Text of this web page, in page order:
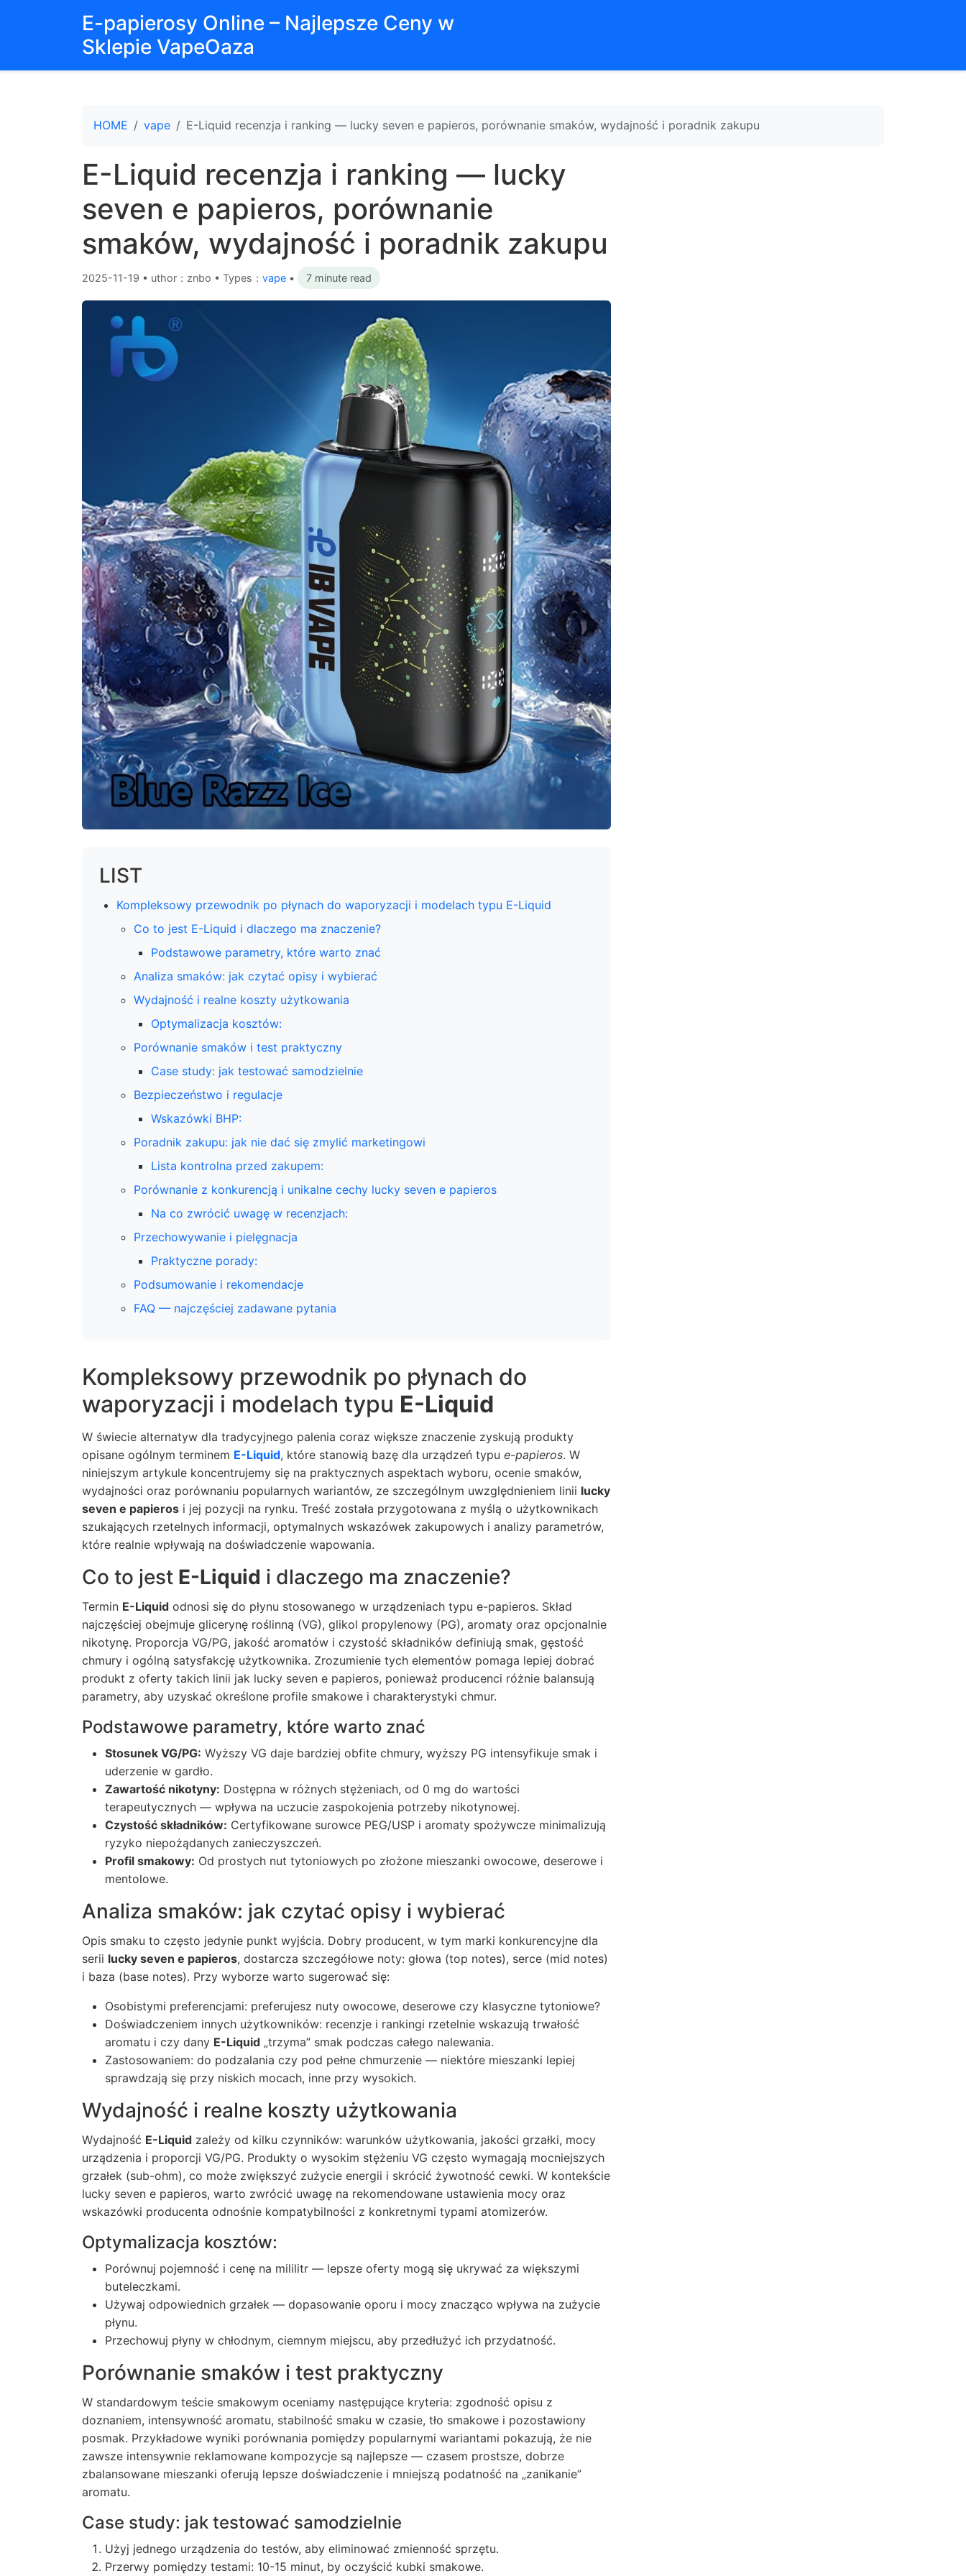
E-papierosy Online – Najlepsze Ceny w
Sklepie VapeOaza
HOME vape E-Liquid recenzja i ranking — lucky seven e papieros, porównanie smaków, wydajność i poradnik zakupu
E-Liquid recenzja i ranking — lucky
seven e papieros, porównanie
smaków, wydajność i poradnik zakupu
2025-11-19 • uthor：znbo • Types： vape • 7 minute read
LIST
Kompleksowy przewodnik po płynach do waporyzacji i modelach typu E-Liquid
Co to jest E-Liquid i dlaczego ma znaczenie?
Podstawowe parametry, które warto znać
Analiza smaków: jak czytać opisy i wybierać
Wydajność i realne koszty użytkowania
Optymalizacja kosztów:
Porównanie smaków i test praktyczny
Case study: jak testować samodzielnie
Bezpieczeństwo i regulacje
Wskazówki BHP:
Poradnik zakupu: jak nie dać się zmylić marketingowi
Lista kontrolna przed zakupem:
Porównanie z konkurencją i unikalne cechy lucky seven e papieros
Na co zwrócić uwagę w recenzjach:
Przechowywanie i pielęgnacja
Praktyczne porady:
Podsumowanie i rekomendacje
FAQ — najczęściej zadawane pytania
Kompleksowy przewodnik po płynach do
waporyzacji i modelach typu E-Liquid
W świecie alternatyw dla tradycyjnego palenia coraz większe znaczenie zyskują produkty
opisane ogólnym terminem E-Liquid, które stanowią bazę dla urządzeń typu e-papieros. W
niniejszym artykule koncentrujemy się na praktycznych aspektach wyboru, ocenie smaków,
wydajności oraz porównaniu popularnych wariantów, ze szczególnym uwzględnieniem linii lucky
seven e papieros i jej pozycji na rynku. Treść została przygotowana z myślą o użytkownikach
szukających rzetelnych informacji, optymalnych wskazówek zakupowych i analizy parametrów,
które realnie wpływają na doświadczenie wapowania.
Co to jest E-Liquid i dlaczego ma znaczenie?
Termin E-Liquid odnosi się do płynu stosowanego w urządzeniach typu e-papieros. Skład
najczęściej obejmuje glicerynę roślinną (VG), glikol propylenowy (PG), aromaty oraz opcjonalnie
nikotynę. Proporcja VG/PG, jakość aromatów i czystość składników definiują smak, gęstość
chmury i ogólną satysfakcję użytkownika. Zrozumienie tych elementów pomaga lepiej dobrać
produkt z oferty takich linii jak lucky seven e papieros, ponieważ producenci różnie balansują
parametry, aby uzyskać określone profile smakowe i charakterystyki chmur.
Podstawowe parametry, które warto znać
Stosunek VG/PG: Wyższy VG daje bardziej obfite chmury, wyższy PG intensyfikuje smak i
uderzenie w gardło.
Zawartość nikotyny: Dostępna w różnych stężeniach, od 0 mg do wartości
terapeutycznych — wpływa na uczucie zaspokojenia potrzeby nikotynowej.
Czystość składników: Certyfikowane surowce PEG/USP i aromaty spożywcze minimalizują
ryzyko niepożądanych zanieczyszczeń.
Profil smakowy: Od prostych nut tytoniowych po złożone mieszanki owocowe, deserowe i
mentolowe.
Analiza smaków: jak czytać opisy i wybierać
Opis smaku to często jedynie punkt wyjścia. Dobry producent, w tym marki konkurencyjne dla
serii lucky seven e papieros, dostarcza szczegółowe noty: głowa (top notes), serce (mid notes)
i baza (base notes). Przy wyborze warto sugerować się:
Osobistymi preferencjami: preferujesz nuty owocowe, deserowe czy klasyczne tytoniowe?
Doświadczeniem innych użytkowników: recenzje i rankingi rzetelnie wskazują trwałość
aromatu i czy dany E-Liquid „trzyma” smak podczas całego nalewania.
Zastosowaniem: do podzalania czy pod pełne chmurzenie — niektóre mieszanki lepiej
sprawdzają się przy niskich mocach, inne przy wysokich.
Wydajność i realne koszty użytkowania
Wydajność E-Liquid zależy od kilku czynników: warunków użytkowania, jakości grzałki, mocy
urządzenia i proporcji VG/PG. Produkty o wysokim stężeniu VG często wymagają mocniejszych
grzałek (sub-ohm), co może zwiększyć zużycie energii i skrócić żywotność cewki. W kontekście
lucky seven e papieros, warto zwrócić uwagę na rekomendowane ustawienia mocy oraz
wskazówki producenta odnośnie kompatybilności z konkretnymi typami atomizerów.
Optymalizacja kosztów:
Porównuj pojemność i cenę na mililitr — lepsze oferty mogą się ukrywać za większymi
buteleczkami.
Używaj odpowiednich grzałek — dopasowanie oporu i mocy znacząco wpływa na zużycie
płynu.
Przechowuj płyny w chłodnym, ciemnym miejscu, aby przedłużyć ich przydatność.
Porównanie smaków i test praktyczny
W standardowym teście smakowym oceniamy następujące kryteria: zgodność opisu z
doznaniem, intensywność aromatu, stabilność smaku w czasie, tło smakowe i pozostawiony
posmak. Przykładowe wyniki porównania pomiędzy popularnymi wariantami pokazują, że nie
zawsze intensywnie reklamowane kompozycje są najlepsze — czasem prostsze, dobrze
zbalansowane mieszanki oferują lepsze doświadczenie i mniejszą podatność na „zanikanie”
aromatu.
Case study: jak testować samodzielnie
Użyj jednego urządzenia do testów, aby eliminować zmienność sprzętu.
Przerwy pomiędzy testami: 10-15 minut, by oczyścić kubki smakowe.